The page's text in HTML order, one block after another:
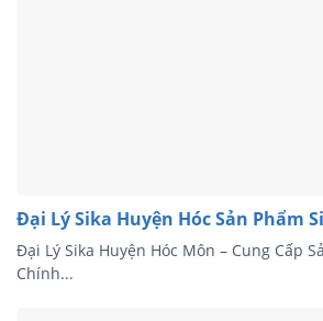
Đại Lý Sika Huyện Hóc Sản Phẩm
Đại Lý Sika Huyện Hóc Môn – Cung Cấp
Chính...